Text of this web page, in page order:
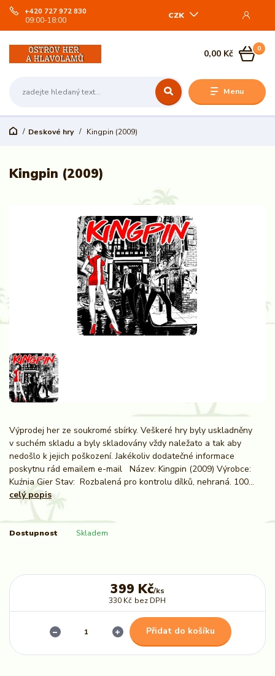
Menu
CZK
+420 727 972 830
09:00-18:00
0
0,00 Kč
Deskové hry Kingpin (2009)
Kingpin (2009)
Výprodej her ze soukromé sbírky. Veškeré hry byly uskladněny
v suchém skladu a byly skladovány vždy naležato a tak aby
nedošlo k jejich poškození. Jakékoliv dodatečné informace
poskytnu rád emailem e-mail Název: Kingpin (2009) Výrobce:
Kuźnia Gier Stav: Rozbalená pro kontrolu dílků, nehraná. 100...
celý popis
Dostupnost Skladem
399 Kč/ks
330 Kč bez DPH
Přidat do košíku